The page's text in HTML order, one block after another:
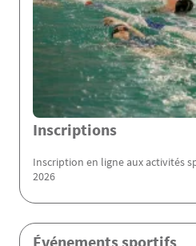
Inscriptions
Inscription en ligne aux activités
2026
Événements sportifs